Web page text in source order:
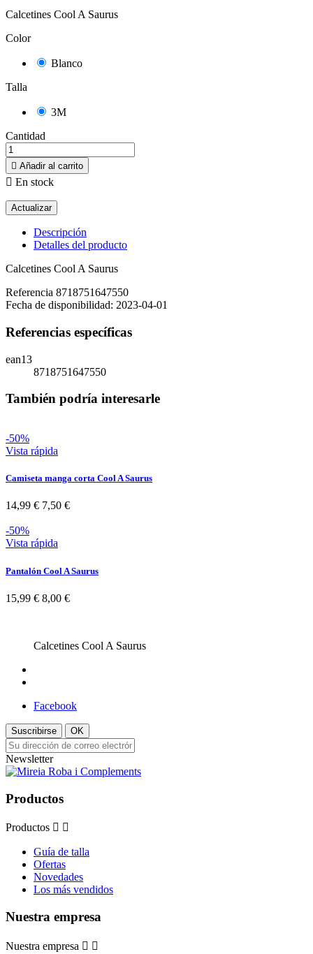
Calcetines Cool A Saurus
Color
Blanco
Talla
3M
Cantidad
 Añadir al carrito
 En stock
Descripción
Detalles del producto
Calcetines Cool A Saurus
Referencia 8718751647550
Fecha de disponibilidad: 2023-04-01
Referencias específicas
ean13
8718751647550
También podría interesarle
-50%
Vista rápida
Camiseta manga corta Cool A Saurus
14,99 € 7,50 €
-50%
Vista rápida
Pantalón Cool A Saurus
15,99 € 8,00 €
Calcetines Cool A Saurus
Facebook
Suscribirse OK
Newsletter
Productos
Productos  
Guía de talla
Ofertas
Novedades
Los más vendidos
Nuestra empresa
Nuestra empresa  